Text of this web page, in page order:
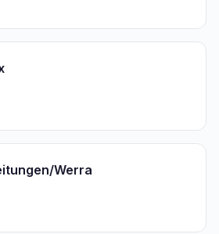
Werra